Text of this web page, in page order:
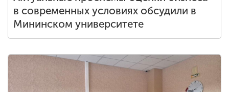
в современных условиях обсудили в
Мининском университете